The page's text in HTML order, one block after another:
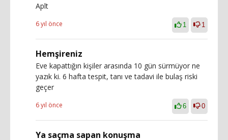
Aplt
6 yıl önce 1 1
Hemşireniz
Eve kapattığın kişiler arasında 10 gün sürmüyor ne
yazık ki. 6 hafta tespit, tanı ve tadavi ile bulaş riski
geçer
6 yıl önce 6 0
Ya saçma sapan konuşma